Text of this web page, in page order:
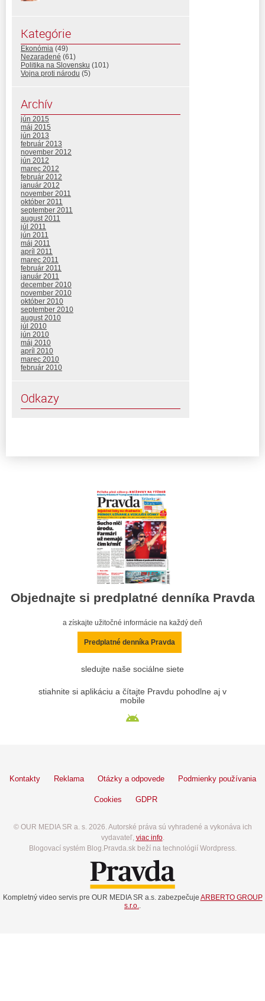
Kategórie
Ekonómia (49)
Nezaradené (61)
Politika na Slovensku (101)
Vojna proti národu (5)
Archív
jún 2015
máj 2015
jún 2013
február 2013
november 2012
jún 2012
marec 2012
február 2012
január 2012
november 2011
október 2011
september 2011
august 2011
júl 2011
jún 2011
máj 2011
apríl 2011
marec 2011
február 2011
január 2011
december 2010
november 2010
október 2010
september 2010
august 2010
júl 2010
jún 2010
máj 2010
apríl 2010
marec 2010
február 2010
Odkazy
Objednajte si predplatné denníka Pravda
a získajte užitočné informácie na každý deň
Predplatné denníka Pravda
sledujte naše sociálne siete
stiahnite si aplikáciu a čítajte Pravdu pohodlne aj v
mobile
Kontakty Reklama Otázky a odpovede Podmienky používania
Cookies GDPR
© OUR MEDIA SR a. s. 2026. Autorské práva sú vyhradené a vykonáva ich
vydavateľ, viac info.
Blogovací systém Blog.Pravda.sk beží na technológií Wordpress.
Kompletný video servis pre OUR MEDIA SR a.s. zabezpečuje ARBERTO GROUP
s.r.o.